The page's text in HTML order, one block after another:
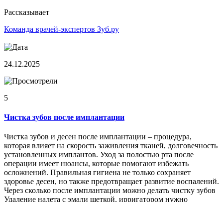
Рассказывает
Команда врачей-экспертов Зуб.ру
24.12.2025
5
Чистка зубов после имплантации
Чистка зубов и десен после имплантации – процедура,
которая влияет на скорость заживления тканей, долговечность
установленных имплантов. Уход за полостью рта после
операции имеет нюансы, которые помогают избежать
осложнений. Правильная гигиена не только сохраняет
здоровье десен, но также предотвращает развитие воспалений.
Через сколько после имплантации можно делать чистку зубов
Удаление налета с эмали щеткой, ирригатором нужно